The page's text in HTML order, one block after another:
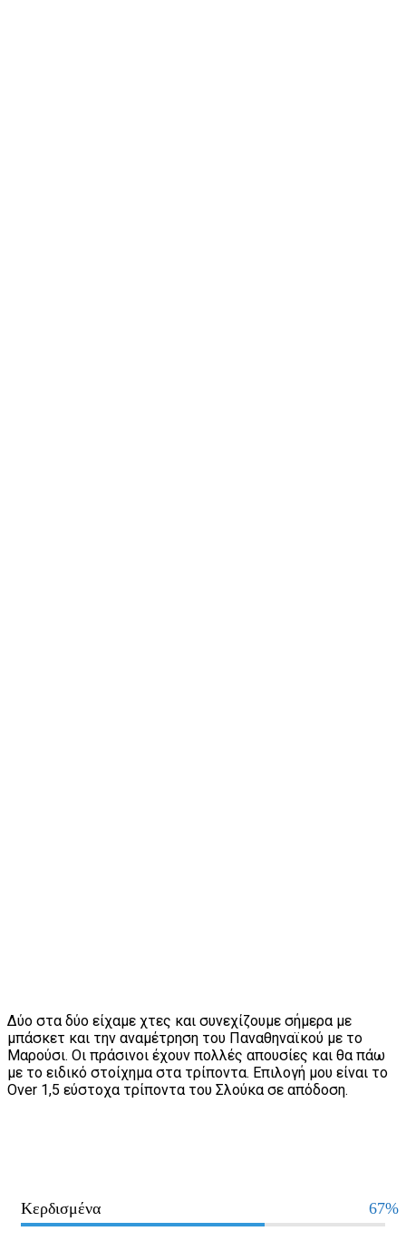
Δύο στα δύο είχαμε χτες και συνεχίζουμε σήμερα με
μπάσκετ και την αναμέτρηση του Παναθηναϊκού με το
Μαρούσι. Οι πράσινοι έχουν πολλές απουσίες και θα πάω
με το ειδικό στοίχημα στα τρίποντα. Επιλογή μου είναι το
Over 1,5 εύστοχα τρίποντα του Σλούκα σε απόδοση.
Κερδισμένα 67%